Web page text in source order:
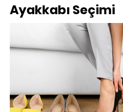
Ayakkabı Seçimi